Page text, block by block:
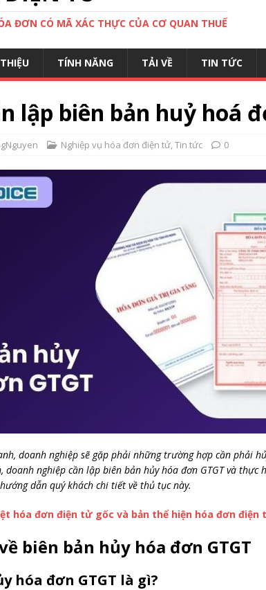
ĐƠN CÓ MÃ XÁC THỰC CỦA CƠ QUAN THUẾ
TÍNH NĂNG TẢI VỀ TIN TỨC
lập biên bản huỷ hoá
Nghiệp vụ hóa đơn điện tử,Tin tức 0
doanh nghiệp sẽ gặp phải những trường hợp cần phải
doanh nghiệp cần lập biên bản hủy hóa đơn GTGT và thực
dẫn quý khách chi tiết về thủ tục này.
hóa đơn điện tử gốc và bản thể hiện hóa đơn điện
biên bản hủy hóa đơn GTGT
hóa đơn GTGT là gì?